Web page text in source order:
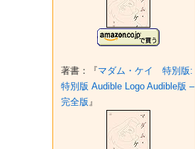
著書：『マダム・ケイ 特別版:
特別版 Audible Logo Audible版 –
完全版 』